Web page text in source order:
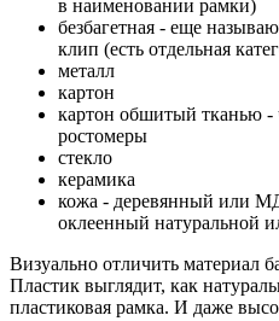
в наименовании рамки)
безбагетная - еще
клип (есть отдельная
металл
картон
картон обшитый тканью -
ростомеры
стекло
керамика
кожа - деревянный или
оклеенный натуральной
Визуально отличить материал
Пластик выглядит, как
пластиковая рамка. И даже